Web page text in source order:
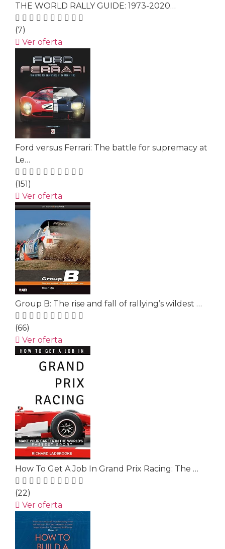
THE WORLD RALLY GUIDE: 1973-2020…
(7)
Ver oferta
Ford versus Ferrari: The battle for supremacy at
Le…
(151)
Ver oferta
Group B: The rise and fall of rallying’s wildest …
(66)
Ver oferta
How To Get A Job In Grand Prix Racing: The …
(22)
Ver oferta